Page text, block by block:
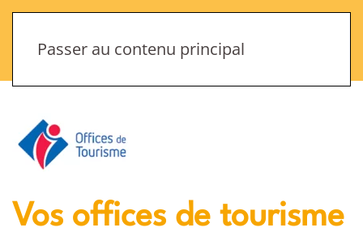
Passer au contenu principal
Menu
Vos offices de tourisme